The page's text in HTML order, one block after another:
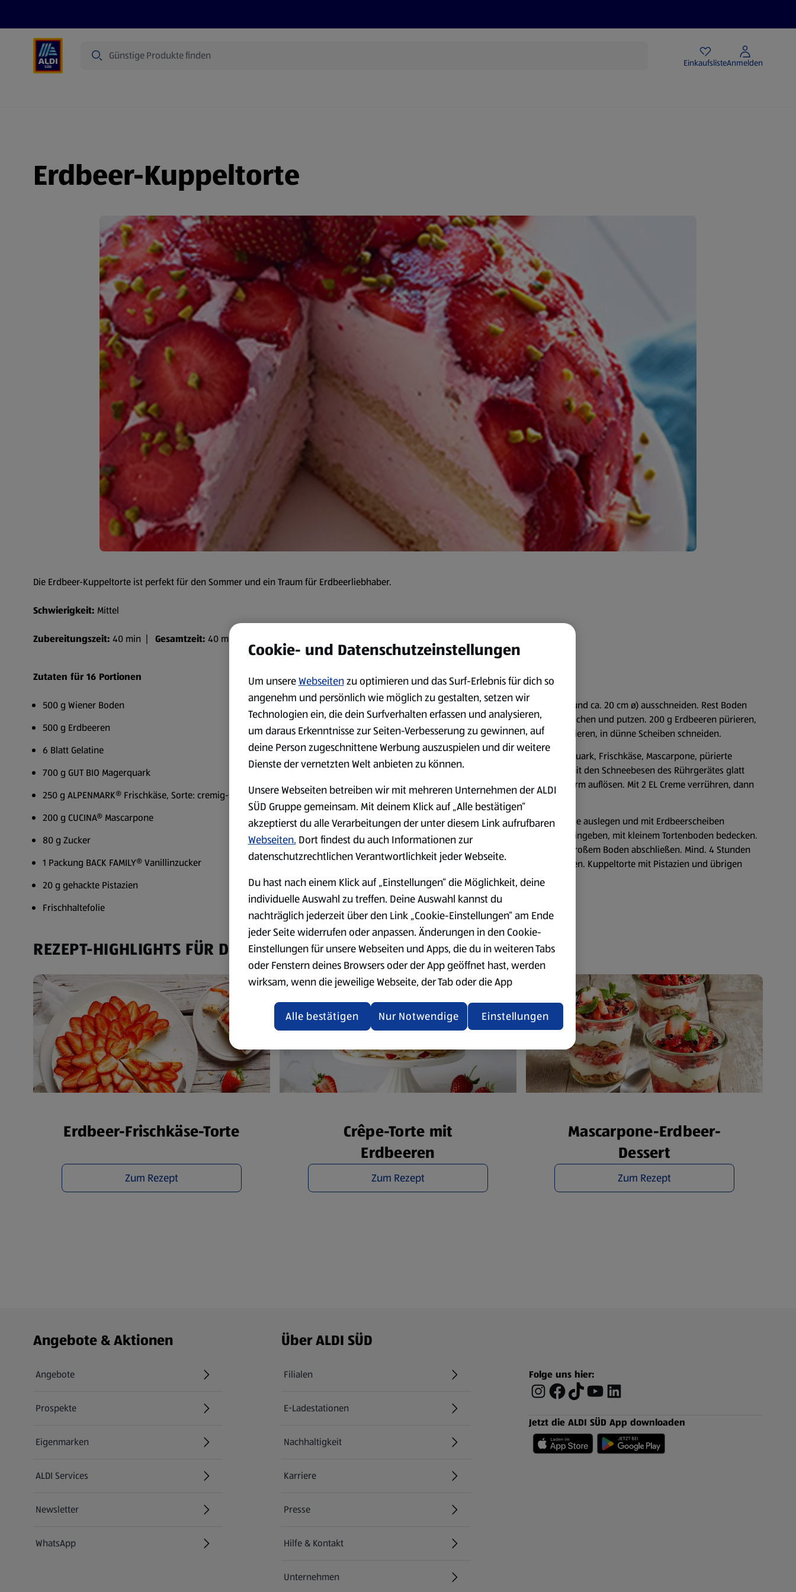
EinkaufslisteAnmelden
Erdbeer-Kuppeltorte
Die Erdbeer-Kuppeltorte ist perfekt für den Sommer und ein Traum für Erdbeerliebhaber.
Schwierigkeit: Mittel
Zubereitungszeit: 40 min | Gesamtzeit: 40 min
Zutaten für 16 Portionen
500 g Wiener Boden
500 g Erdbeeren
6 Blatt Gelatine
700 g GUT BIO Magerquark
250 g ALPENMARK® Frischkäse, Sorte: cremig-sahnig
200 g CUCINA® Mascarpone
80 g Zucker
1 Packung BACK FAMILY® Vanillinzucker
20 g gehackte Pistazien
Frischhaltefolie
Zubereitung
Aus Wiener Boden 2 Kreise (à ca. 17 cm und ca. 20 cm ø) ausschneiden. Rest Boden
anderweitig verwenden. Erdbeeren waschen und putzen. 200 g Erdbeeren pürieren,
Rest Erdbeeren, bis auf einige zum Verzieren, in dünne Scheiben schneiden.
Gelatine in kaltem Wasser einweichen. Quark, Frischkäse, Mascarpone, pürierte
Erdbeeren, Zucker und Vanillinzucker mit den Schneebesen des Rührgerätes glatt
rühren. Gelatine ausdrücken und lauwarm auflösen. Mit 2 EL Creme verrühren, dann
in Rest Creme rühren.
Schüssel (ca. 20 cm ø) mit Frischhaltefolie auslegen und mit Erdbeerscheiben
auskleiden. Ein Drittel Quarkmasse hineingeben, mit kleinem Tortenboden bedecken.
Übrige Quarkmasse daraufgeben, mit großem Boden abschließen. Mind. 4 Stunden
kalt stellen, dann stürzen, Folie entfernen. Kuppeltorte mit Pistazien und übrigen
Erdbeeren verzieren.
REZEPT-HIGHLIGHTS FÜR DICH
Erdbeer-Frischkäse-Torte
Zum Rezept
Crêpe-Torte mit
Erdbeeren
Zum Rezept
Mascarpone-Erdbeer-
Dessert
Zum Rezept
Fußzeilenmenü - weitere Links
Angebote & Aktionen
Angebote
Prospekte
Eigenmarken
ALDI Services
Newsletter
WhatsApp
Über ALDI SÜD
Filialen
E-Ladestationen
Nachhaltigkeit
Karriere
Presse
Hilfe & Kontakt
(öffnet in einem neuen Tab)
Unternehmen
Folge uns hier:
Jetzt die ALDI SÜD App downloaden
Cookie- und Datenschutzeinstellungen
Um unsereWebseitenzu optimieren und das Surf-Erlebnis für dich so
angenehm und persönlich wie möglich zu gestalten, setzen wir
Technologien ein, die dein Surfverhalten erfassen und analysieren,
um daraus Erkenntnisse zur Seiten-Verbesserung zu gewinnen, auf
deine Person zugeschnittene Werbung auszuspielen und dir weitere
Dienste der vernetzten Welt anbieten zu können.
Unsere Webseiten betreiben wir mit mehreren Unternehmen der ALDI
SÜD Gruppe gemeinsam. Mit deinem Klick auf „Alle bestätigen“
akzeptierst du alle Verarbeitungen der unter diesem Link aufrufbaren
Webseiten. Dort findest du auch Informationen zur
datenschutzrechtlichen Verantwortlichkeit jeder Webseite.
Du hast nach einem Klick auf „Einstellungen“ die Möglichkeit, deine
individuelle Auswahl zu treffen. Deine Auswahl kannst du
nachträglich jederzeit über den Link „Cookie-Einstellungen“ am Ende
jeder Seite widerrufen oder anpassen. Änderungen in den Cookie-
Einstellungen für unsere Webseiten und Apps, die du in weiteren Tabs
oder Fenstern deines Browsers oder der App geöffnet hast, werden
wirksam, wenn die jeweilige Webseite, der Tab oder die App
aktualisiert oder geschlossen und anschließend wieder geöffnet
Datenschutzerklärung zur Verfügung.
Übersicht der Webseitenbetreiber und Datenschutzerklärungen
Einstellungen
Nur Notwendige
Alle bestätigen